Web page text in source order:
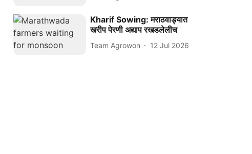
Kharif Sowing: मराठवाड्यात
खरीप पेरणी अद्याप रखडलेलीच
Team Agrowon 12 Jul 2026